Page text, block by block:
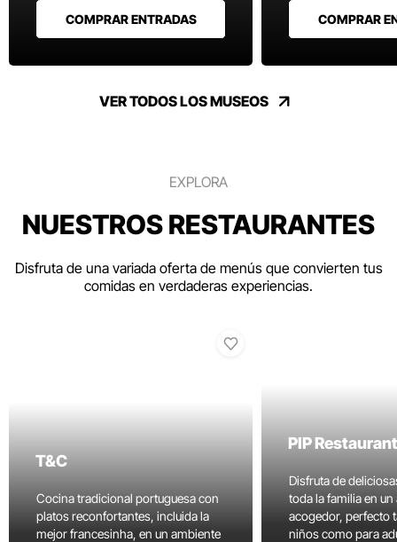
COMPRAR ENTRADAS COMPRAR
VER TODOS LOS MUSEOS
EXPLORA
NUESTROS RESTAURANTES
Disfruta de una variada oferta de menús que convierten tus
comidas en verdaderas experiencias.
T&C
Cocina tradicional portuguesa con
platos reconfortantes, incluida la
mejor francesinha, en un ambiente
PIP Restaurant
Disfruta de
toda la familia en
acogedor, perfecto
niños como para